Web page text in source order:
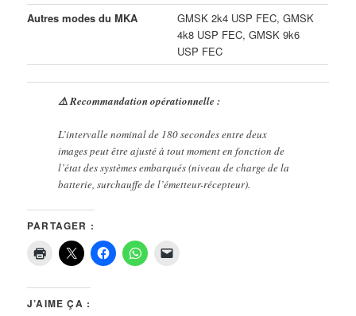
Autres modes du MKA
GMSK 2k4 USP FEC, GMSK
4k8 USP FEC, GMSK 9k6
USP FEC
⚠️ Recommandation opérationnelle :
L’intervalle nominal de 180 secondes entre deux
images peut être ajusté à tout moment en fonction de
l’état des systèmes embarqués (niveau de charge de la
batterie, surchauffe de l’émetteur-récepteur).
PARTAGER :
J’AIME ÇA :